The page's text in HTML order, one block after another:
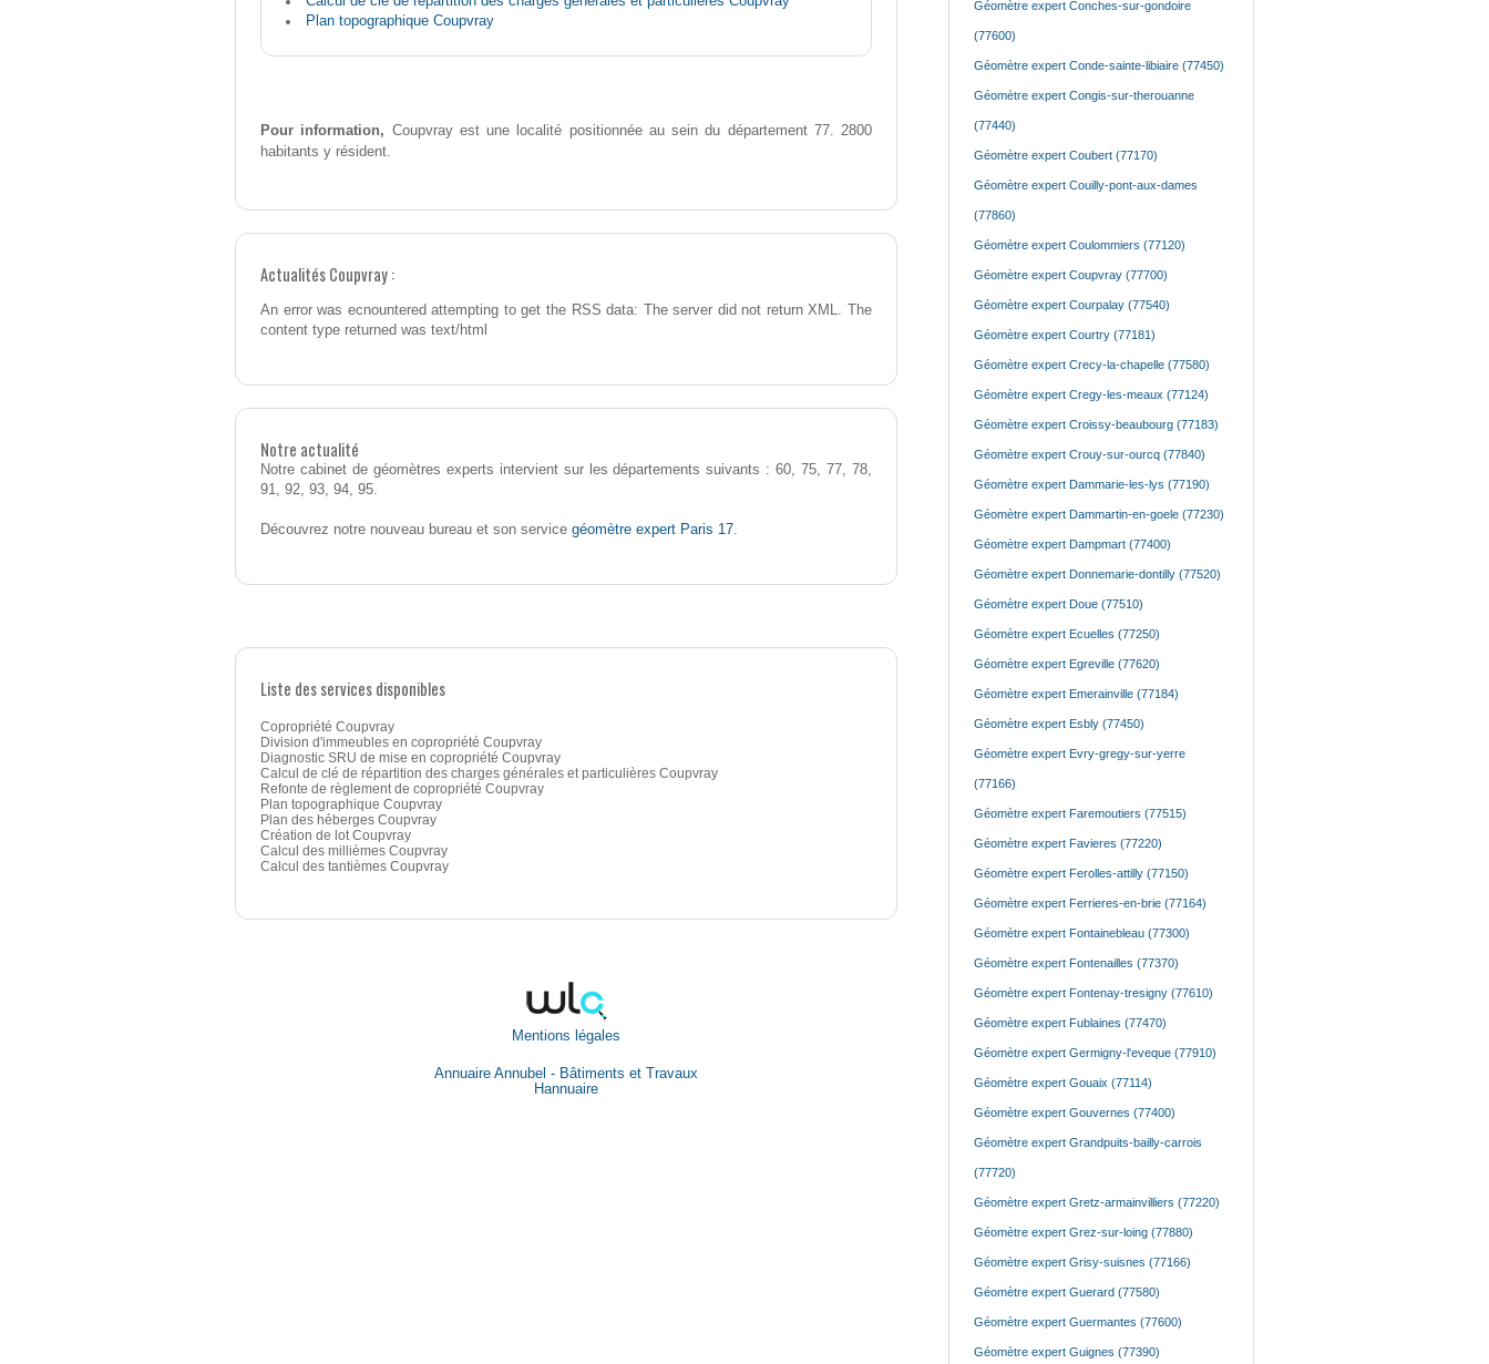
Plan topographique Coupvray
Pour information, Coupvray est une localité positionnée au sein du département 77. 2800
habitants y résident.
Actualités Coupvray :
An error was ecnountered attempting to get the RSS data: The server did not return XML. The
content type returned was text/html
Notre actualité
Notre cabinet de géomètres experts intervient sur les départements suivants : 60, 75, 77, 78,
91, 92, 93, 94, 95.
Découvrez notre nouveau bureau et son service géomètre expert Paris 17.
Liste des services disponibles
Copropriété Coupvray
Division d'immeubles en copropriété Coupvray
Diagnostic SRU de mise en copropriété Coupvray
Calcul de clé de répartition des charges générales et particulières Coupvray
Refonte de règlement de copropriété Coupvray
Plan topographique Coupvray
Plan des héberges Coupvray
Création de lot Coupvray
Calcul des millièmes Coupvray
Calcul des tantièmes Coupvray
Mentions légales
Annuaire Annubel - Bâtiments et Travaux
Hannuaire
Géomètre expert Conches-sur-gondoire
(77600)
Géomètre expert Conde-sainte-libiaire (77450)
Géomètre expert Congis-sur-therouanne
(77440)
Géomètre expert Coubert (77170)
Géomètre expert Couilly-pont-aux-dames
(77860)
Géomètre expert Coulommiers (77120)
Géomètre expert Coupvray (77700)
Géomètre expert Courpalay (77540)
Géomètre expert Courtry (77181)
Géomètre expert Crecy-la-chapelle (77580)
Géomètre expert Cregy-les-meaux (77124)
Géomètre expert Croissy-beaubourg (77183)
Géomètre expert Crouy-sur-ourcq (77840)
Géomètre expert Dammarie-les-lys (77190)
Géomètre expert Dammartin-en-goele (77230)
Géomètre expert Dampmart (77400)
Géomètre expert Donnemarie-dontilly (77520)
Géomètre expert Doue (77510)
Géomètre expert Ecuelles (77250)
Géomètre expert Egreville (77620)
Géomètre expert Emerainville (77184)
Géomètre expert Esbly (77450)
Géomètre expert Evry-gregy-sur-yerre
(77166)
Géomètre expert Faremoutiers (77515)
Géomètre expert Favieres (77220)
Géomètre expert Ferolles-attilly (77150)
Géomètre expert Ferrieres-en-brie (77164)
Géomètre expert Fontainebleau (77300)
Géomètre expert Fontenailles (77370)
Géomètre expert Fontenay-tresigny (77610)
Géomètre expert Fublaines (77470)
Géomètre expert Germigny-l'eveque (77910)
Géomètre expert Gouaix (77114)
Géomètre expert Gouvernes (77400)
Géomètre expert Grandpuits-bailly-carrois
(77720)
Géomètre expert Gretz-armainvilliers (77220)
Géomètre expert Grez-sur-loing (77880)
Géomètre expert Grisy-suisnes (77166)
Géomètre expert Guerard (77580)
Géomètre expert Guermantes (77600)
Géomètre expert Guignes (77390)